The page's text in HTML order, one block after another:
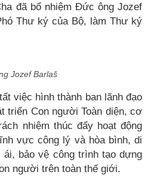
đã bổ nhiệm Đức ông Jozef
Thư ký của Bộ, làm Thư ký
Jozef Barlaš
việc hình thành ban lãnh đạo
triển Con người Toàn diện, cơ
nhiệm thúc đẩy hoạt động
vực công lý và hòa bình, di
bảo vệ công trình tạo dựng
người trên toàn thế giới.